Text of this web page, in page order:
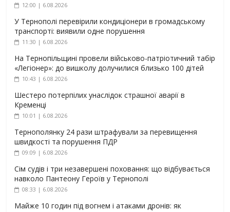
12:00 | 6.08.2026
У Тернополі перевірили кондиціонери в громадському
транспорті: виявили одне порушення
11:30 | 6.08.2026
На Тернопільщині провели військово-патріотичний табір
«Легіонер»: до вишколу долучилися близько 100 дітей
10:43 | 6.08.2026
Шестеро потерпілих унаслідок страшної аварії в
Кременці
10:01 | 6.08.2026
Тернополянку 24 рази штрафували за перевищення
швидкості та порушення ПДР
09:09 | 6.08.2026
Сім судів і три незавершені поховання: що відбувається
навколо Пантеону Героїв у Тернополі
08:33 | 6.08.2026
Майже 10 годин під вогнем і атаками дронів: як